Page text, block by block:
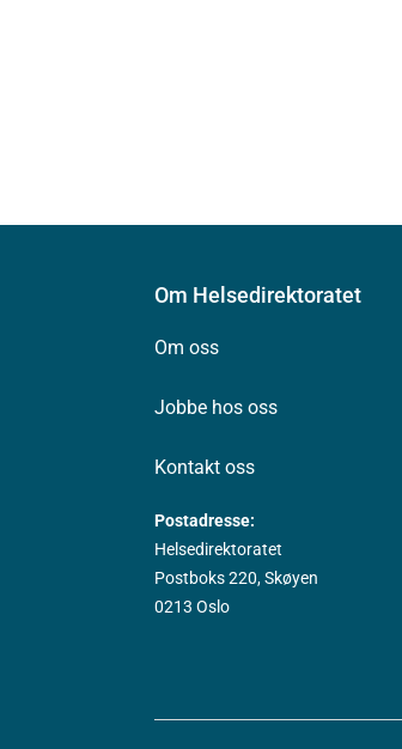
Om Helsedirektoratet
Om oss
Jobbe hos oss
Kontakt oss
Postadresse:
Helsedirektoratet
Postboks 220, Skøyen
0213 Oslo